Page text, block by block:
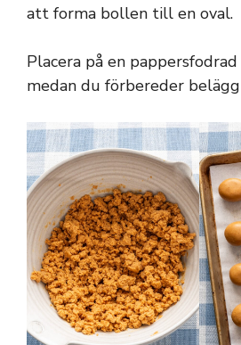
att forma bollen till en oval.
Placera på en
medan du förbereder